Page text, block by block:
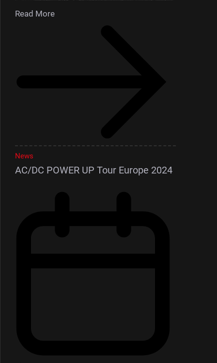
Read More
News
AC/DC POWER UP Tour Europe 2024